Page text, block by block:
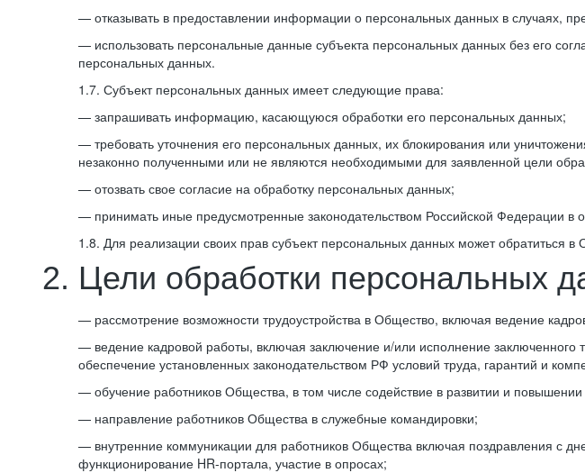
— отказывать в предоставлении информации о персональных данных в случаях,
— использовать персональные данные субъекта персональных данных без его
персональных данных.
1.7. Субъект персональных данных имеет следующие права:
— запрашивать информацию, касающуюся обработки его персональных данных;
— требовать уточнения его персональных данных, их блокирования или
незаконно полученными или не являются необходимыми для заявленной цели
— отозвать свое согласие на обработку персональных данных;
— принимать иные предусмотренные законодательством Российской Федерации
1.8. Для реализации своих прав субъект персональных данных может обратиться
2. Цели обработки персональных
— рассмотрение возможности трудоустройства в Общество, включая ведение
— ведение кадровой работы, включая заключение и/или исполнение заключенного
обеспечение установленных законодательством РФ условий труда, гарантий и
— обучение работников Общества, в том числе содействие в развитии и
— направление работников Общества в служебные командировки;
— внутренние коммуникации для работников Общества включая поздравления с
функционирование HR-портала, участие в опросах;